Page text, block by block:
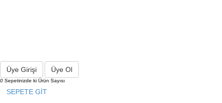
Üye Girişi Üye Ol
0 Sepetinizde ki Ürün Sayısı
SEPETE GİT